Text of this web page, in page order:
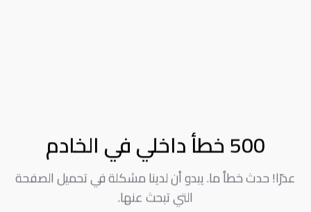
500 خطأ داخلي في الخادم
عذرًا! حدث خطأ ما. يبدو أن لدينا مشكلة في تحميل الصفحة
التي تبحث عنها.